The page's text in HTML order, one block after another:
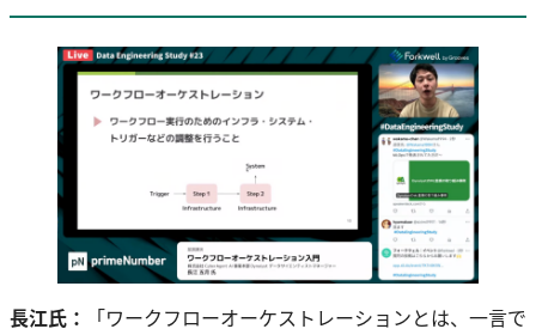
長江氏：
「ワークフローオーケストレーションとは、一言で